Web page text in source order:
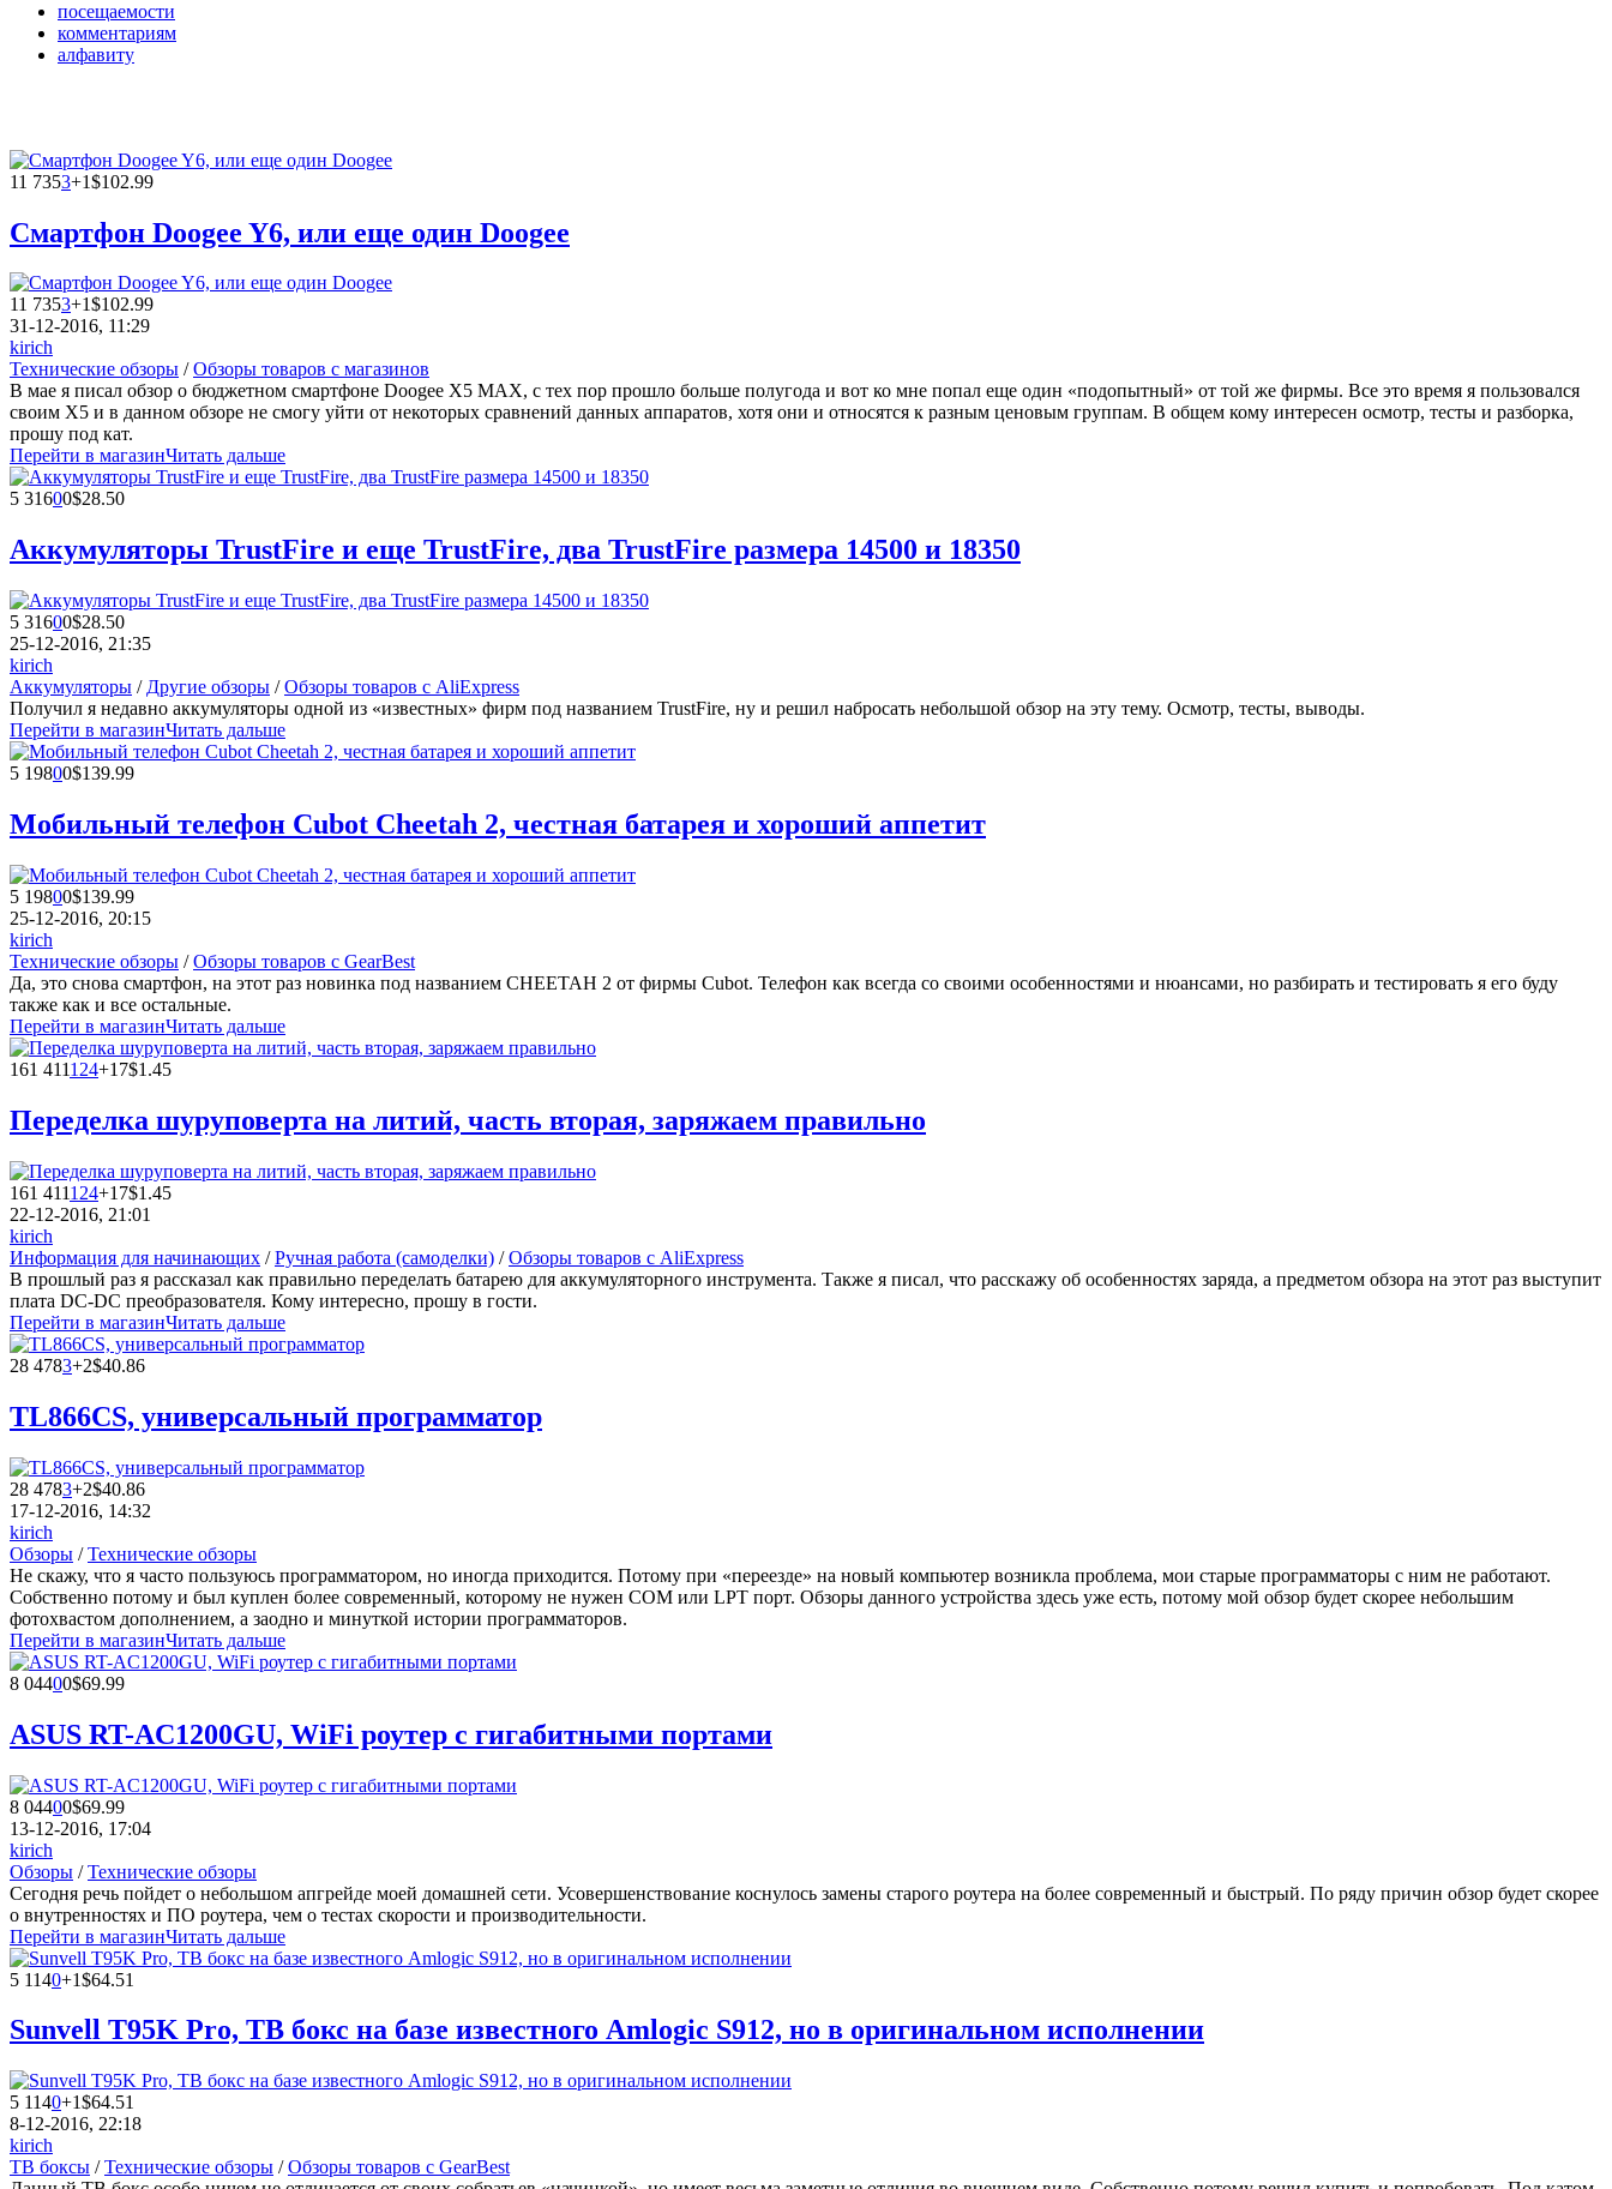
посещаемости
комментариям
алфавиту
11 7353+1$102.99
Смартфон Doogee Y6, или еще один Doogee
11 7353+1$102.99
31-12-2016, 11:29
kirich
Технические обзоры /Обзоры товаров с магазинов
В мае я писал обзор о бюджетном смартфоне Doogee X5 MAX, с тех пор прошло больше полугода и вот ко мне попал еще один «подопытный» от той же фирмы. Все это время я пользовался
своим X5 и в данном обзоре не смогу уйти от некоторых сравнений данных аппаратов, хотя они и относятся к разным ценовым группам. В общем кому интересен осмотр, тесты и разборка,
прошу под кат.
Перейти в магазинЧитать дальше
5 31600$28.50
Аккумуляторы TrustFire и еще TrustFire, два TrustFire размера 14500 и 18350
5 31600$28.50
25-12-2016, 21:35
kirich
Аккумуляторы / Другие обзоры /Обзоры товаров с AliExpress
Получил я недавно аккумуляторы одной из «известных» фирм под названием TrustFire, ну и решил набросать небольшой обзор на эту тему. Осмотр, тесты, выводы.
Перейти в магазинЧитать дальше
5 19800$139.99
Мобильный телефон Cubot Cheetah 2, честная батарея и хороший аппетит
5 19800$139.99
25-12-2016, 20:15
kirich
Технические обзоры /Обзоры товаров с GearBest
Да, это снова смартфон, на этот раз новинка под названием CHEETAH 2 от фирмы Cubot. Телефон как всегда со своими особенностями и нюансами, но разбирать и тестировать я его буду
также как и все остальные.
Перейти в магазинЧитать дальше
161 411124+17$1.45
Переделка шуруповерта на литий, часть вторая, заряжаем правильно
161 411124+17$1.45
22-12-2016, 21:01
kirich
Информация для начинающих /Ручная работа (самоделки) /Обзоры товаров с AliExpress
В прошлый раз я рассказал как правильно переделать батарею для аккумуляторного инструмента. Также я писал, что расскажу об особенностях заряда, а предметом обзора на этот раз выступит
плата DC-DC преобразователя. Кому интересно, прошу в гости.
Перейти в магазинЧитать дальше
28 4783+2$40.86
TL866CS, универсальный программатор
28 4783+2$40.86
17-12-2016, 14:32
kirich
Обзоры /Технические обзоры
Не скажу, что я часто пользуюсь программатором, но иногда приходится. Потому при «переезде» на новый компьютер возникла проблема, мои старые программаторы с ним не работают.
Собственно потому и был куплен более современный, которому не нужен COM или LPT порт. Обзоры данного устройства здесь уже есть, потому мой обзор будет скорее небольшим
фотохвастом дополнением, а заодно и минуткой истории программаторов.
Перейти в магазинЧитать дальше
8 04400$69.99
ASUS RT-AC1200GU, WiFi роутер с гигабитными портами
8 04400$69.99
13-12-2016, 17:04
kirich
Обзоры /Технические обзоры
Сегодня речь пойдет о небольшом апгрейде моей домашней сети. Усовершенствование коснулось замены старого роутера на более современный и быстрый. По ряду причин обзор будет скорее
о внутренностях и ПО роутера, чем о тестах скорости и производительности.
Перейти в магазинЧитать дальше
5 1140+1$64.51
Sunvell T95K Pro, ТВ бокс на базе известного Amlogic S912, но в оригинальном исполнении
5 1140+1$64.51
8-12-2016, 22:18
kirich
ТВ боксы /Технические обзоры /Обзоры товаров с GearBest